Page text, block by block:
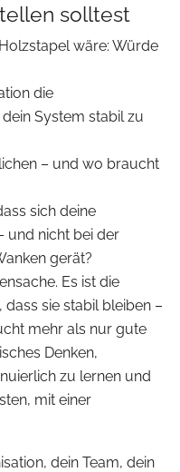
solltest
wäre: Würde
die
System stabil zu
– und wo braucht
sich deine
und nicht bei der
gerät?
Es ist die
sie stabil bleiben –
mehr als nur gute
Denken,
zu lernen und
mit einer
dein Team, dein